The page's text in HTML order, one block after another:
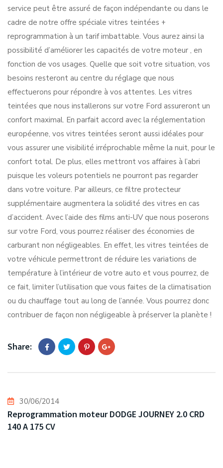
service peut être assuré de façon indépendante ou dans le
cadre de notre offre spéciale vitres teintées +
reprogrammation à un tarif imbattable. Vous aurez ainsi la
possibilité d’améliorer les capacités de votre moteur , en
fonction de vos usages. Quelle que soit votre situation, vos
besoins resteront au centre du réglage que nous
effectuerons pour répondre à vos attentes. Les vitres
teintées que nous installerons sur votre Ford assureront un
confort maximal. En parfait accord avec la réglementation
européenne, vos vitres teintées seront aussi idéales pour
vous assurer une visibilité irréprochable même la nuit, pour le
confort total. De plus, elles mettront vos affaires à l’abri
puisque les voleurs potentiels ne pourront pas regarder
dans votre voiture. Par ailleurs, ce filtre protecteur
supplémentaire augmentera la solidité des vitres en cas
d’accident. Avec l’aide des films anti-UV que nous poserons
sur votre Ford, vous pourrez réaliser des économies de
carburant non négligeables. En effet, les vitres teintées de
votre véhicule permettront de réduire les variations de
température à l’intérieur de votre auto et vous pourrez, de
ce fait, limiter l’utilisation que vous faites de la climatisation
ou du chauffage tout au long de l’année. Vous pourrez donc
contribuer de façon non négligeable à préserver la planète !
Share:
30/06/2014
Reprogrammation moteur DODGE JOURNEY 2.0 CRD
140 A 175 CV